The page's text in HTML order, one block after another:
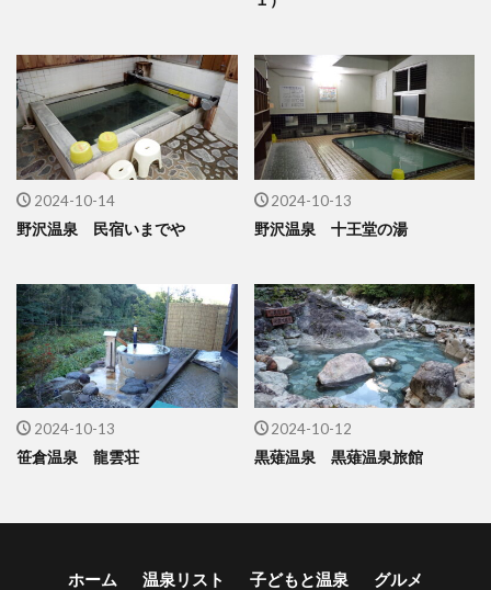
2024-10-14
野沢温泉 民宿いまでや
2024-10-13
野沢温泉 十王堂の湯
2024-10-13
笹倉温泉 龍雲荘
2024-10-12
黒薙温泉 黒薙温泉旅館
ホーム 温泉リスト 子どもと温泉 グルメ